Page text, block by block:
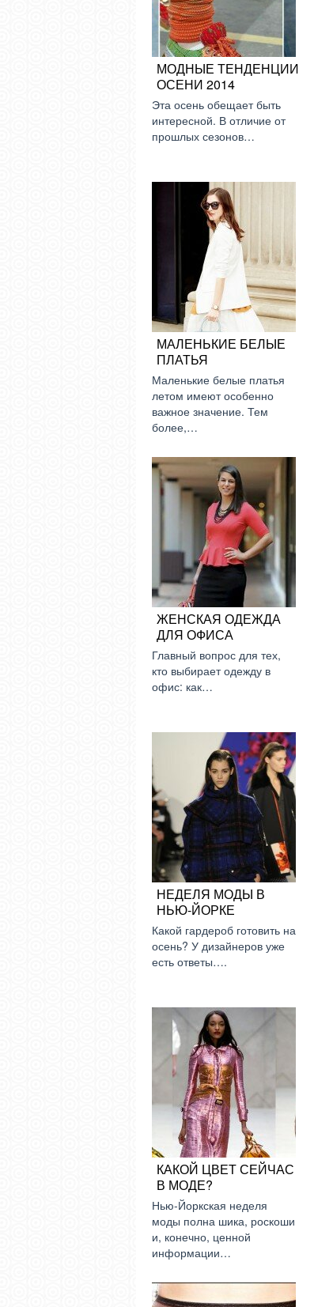
МОДНЫЕ ТЕНДЕНЦИИ
ОСЕНИ 2014
Эта осень обещает быть
интересной. В отличие от
прошлых сезонов…
МАЛЕНЬКИЕ БЕЛЫЕ
ПЛАТЬЯ
Маленькие белые платья
летом имеют особенно
важное значение. Тем
более,…
ЖЕНСКАЯ ОДЕЖДА
ДЛЯ ОФИСА
Главный вопрос для тех,
кто выбирает одежду в
офис: как…
НЕДЕЛЯ МОДЫ В
НЬЮ-ЙОРКЕ
Какой гардероб готовить на
осень? У дизайнеров уже
есть ответы….
КАКОЙ ЦВЕТ СЕЙЧАС
В МОДЕ?
Нью-Йоркская неделя
моды полна шика, роскоши
и, конечно, ценной
информации…